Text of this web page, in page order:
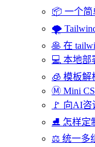
📦 一个简
🌪️
🥞 在
💻 本地部
🧊 模板解
Ⓜ️ Mini
🚩 向AI
⛸️ 怎样定
⚖️ 统一多